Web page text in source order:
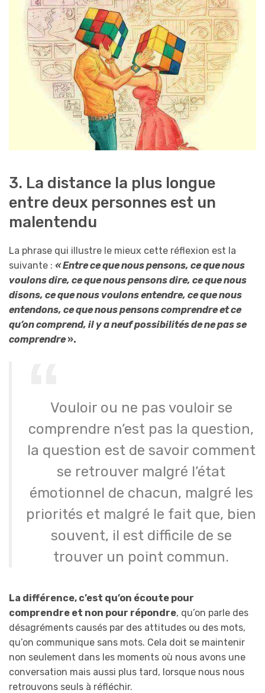
3. La distance la plus longue
entre deux personnes est un
malentendu
La phrase qui illustre le mieux cette réflexion est la
suivante : « Entre ce que nous pensons, ce que nous
voulons dire, ce que nous pensons dire, ce que nous
disons, ce que nous voulons entendre, ce que nous
entendons, ce que nous pensons comprendre et ce
qu’on comprend, il y a neuf possibilités de ne pas se
comprendre».
Vouloir ou ne pas vouloir se
comprendre n’est pas la question,
la question est de savoir comment
se retrouver malgré l’état
émotionnel de chacun, malgré les
priorités et malgré le fait que, bien
souvent, il est difficile de se
trouver un point commun.
La différence, c’est qu’on écoute pour
comprendre et non pour répondre, qu’on parle des
désagréments causés par des attitudes ou des mots,
qu’on communique sans mots. Cela doit se maintenir
non seulement dans les moments où nous avons une
conversation mais aussi plus tard, lorsque nous nous
retrouvons seuls à réfléchir.